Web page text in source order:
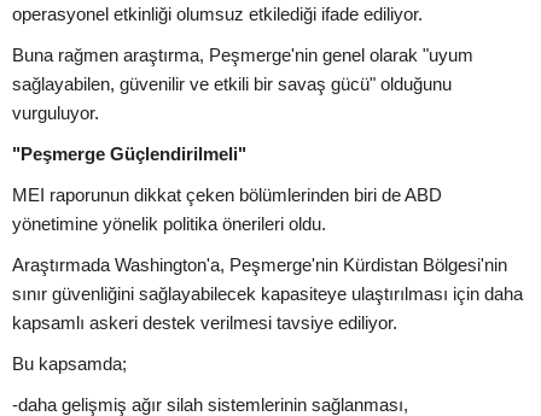
operasyonel etkinliği olumsuz etkilediği ifade ediliyor.
Buna rağmen araştırma, Peşmerge'nin genel olarak "uyum
sağlayabilen, güvenilir ve etkili bir savaş gücü" olduğunu
vurguluyor.
"Peşmerge Güçlendirilmeli"
MEI raporunun dikkat çeken bölümlerinden biri de ABD
yönetimine yönelik politika önerileri oldu.
Araştırmada Washington'a, Peşmerge'nin Kürdistan Bölgesi'nin
sınır güvenliğini sağlayabilecek kapasiteye ulaştırılması için daha
kapsamlı askeri destek verilmesi tavsiye ediliyor.
Bu kapsamda;
-daha gelişmiş ağır silah sistemlerinin sağlanması,